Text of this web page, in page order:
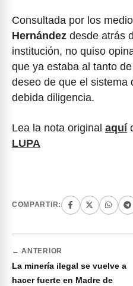
Consultada por los
Hernández desde atrás
institución, no quiso
que ya estaba al tanto
deseo de que el sistema
debida diligencia.
Lea la nota original aquí
LUPA
COMPARTIR:
← ANTERIOR
La minería ilegal se vuelve a
hacer fuerte en Madre de